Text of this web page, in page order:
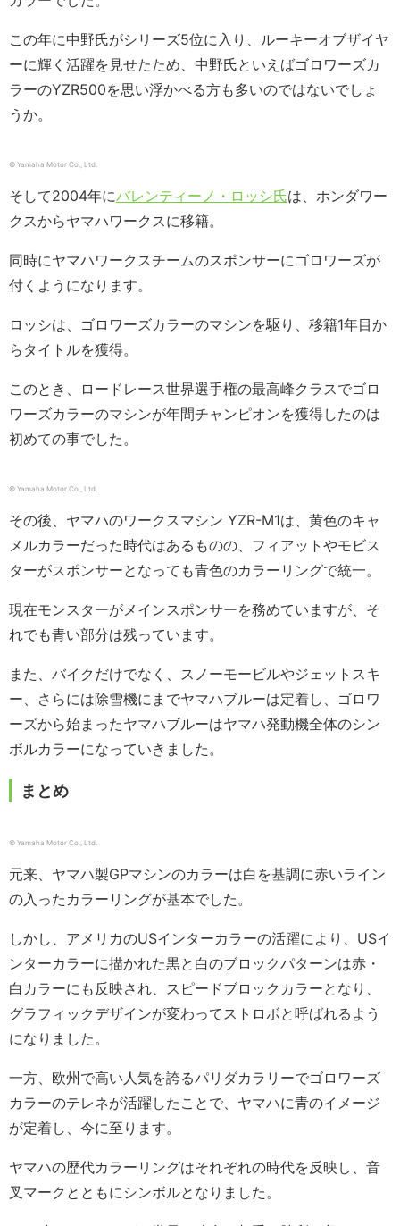
この年に中野氏がシリーズ5位に入り、ルーキーオブザイヤ
ーに輝く活躍を見せたため、中野氏といえばゴロワーズカ
ラーのYZR500を思い浮かべる方も多いのではないでしょ
うか。
© Yamaha Motor Co., Ltd.
そして2004年にバレンティーノ・ロッシ氏は、ホンダワー
クスからヤマハワークスに移籍。
同時にヤマハワークスチームのスポンサーにゴロワーズが
付くようになります。
ロッシは、ゴロワーズカラーのマシンを駆り、移籍1年目か
らタイトルを獲得。
このとき、ロードレース世界選手権の最高峰クラスでゴロ
ワーズカラーのマシンが年間チャンピオンを獲得したのは
初めての事でした。
© Yamaha Motor Co., Ltd.
その後、ヤマハのワークスマシン YZR-M1は、黄色のキャ
メルカラーだった時代はあるものの、フィアットやモビス
ターがスポンサーとなっても青色のカラーリングで統一。
現在モンスターがメインスポンサーを務めていますが、そ
れでも青い部分は残っています。
また、バイクだけでなく、スノーモービルやジェットスキ
ー、さらには除雪機にまでヤマハブルーは定着し、ゴロワ
ーズから始まったヤマハブルーはヤマハ発動機全体のシン
ボルカラーになっていきました。
まとめ
© Yamaha Motor Co., Ltd.
元来、ヤマハ製GPマシンのカラーは白を基調に赤いライン
の入ったカラーリングが基本でした。
しかし、アメリカのUSインターカラーの活躍により、USイ
ンターカラーに描かれた黒と白のブロックパターンは赤・
白カラーにも反映され、スピードブロックカラーとなり、
グラフィックデザインが変わってストロボと呼ばれるよう
になりました。
一方、欧州で高い人気を誇るパリダカラリーでゴロワーズ
カラーのテレネが活躍したことで、ヤマハに青のイメージ
が定着し、今に至ります。
ヤマハの歴代カラーリングはそれぞれの時代を反映し、音
叉マークとともにシンボルとなりました。